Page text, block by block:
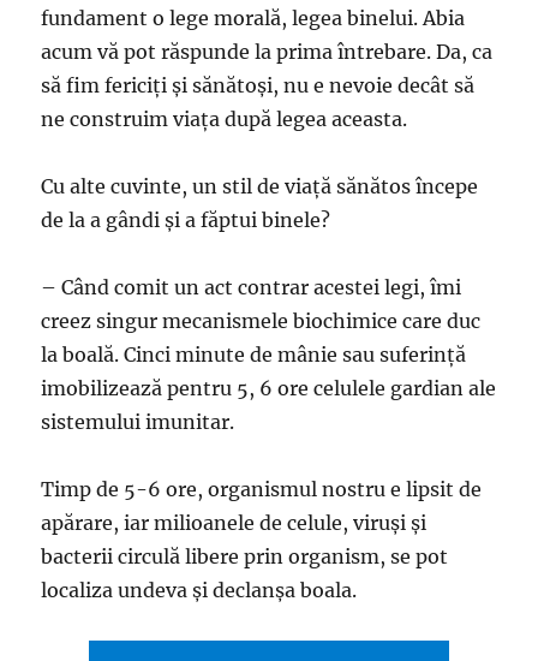
fundament o lege morală, legea binelui. Abia
acum vă pot răs­pun­de la prima întrebare. Da, ca
să fim fericiţi şi să­nătoşi, nu e nevoie decât să
ne construim viaţa după legea aceasta.
Cu alte cuvinte, un stil de viaţă sănătos începe
de la a gândi şi a făptui binele?
– Când comit un act contrar acestei legi, îmi
creez singur mecanismele biochimice care duc
la boală. Cinci minute de mânie sau suferinţă
imobilizează pentru 5, 6 ore celulele gardian ale
sistemului imunitar.
Timp de 5-6 ore, organismul nostru e lipsit de
apărare, iar milioanele de celule, viruşi şi
bacterii circulă libere prin organism, se pot
localiza undeva şi declanşa boala.